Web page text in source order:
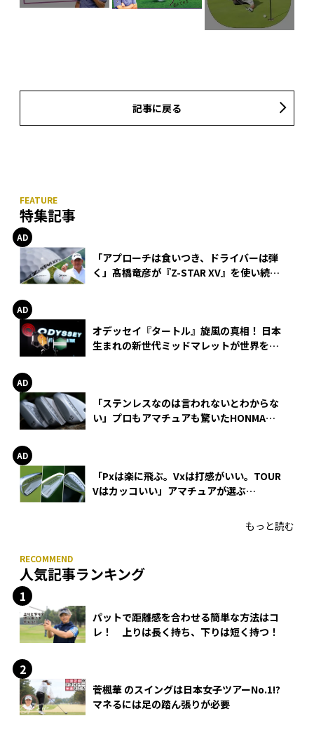
記事に戻る
特集記事
「アプローチは食いつき、ドライバーは弾
く」髙橋竜彦が『Z-STAR XV』を使い続け
オデッセイ『タートル』旋風の真相！ 日本
生まれの新世代ミッドマレットが世界を席
「ステンレスなのは言われないとわからな
い」プロもアマチュアも驚いたHONMA
「Pxは楽に飛ぶ。Vxは打感がいい。TOUR
Vはカッコいい」アマチュアが選ぶ
もっと読む
人気記事ランキング
パットで距離感を合わせる簡単な方法はコ
レ！ 上りは長く持ち、下りは短く持つ！
菅楓華 のスイングは日本女子ツアーNo.1!?
マネるには足の踏ん張りが必要